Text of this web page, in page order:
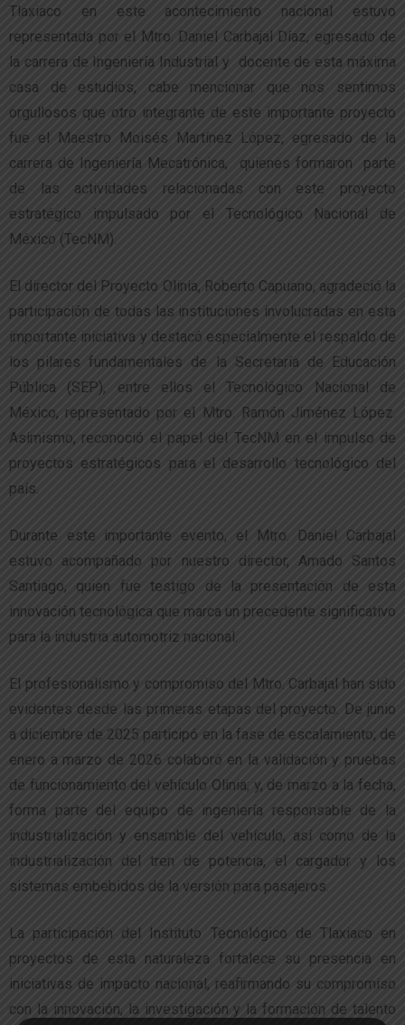
Tlaxiaco en este acontecimiento nacional estuvo
representada por el Mtro. Daniel Carbajal Díaz, egresado de
la carrera de Ingeniería Industrial y docente de esta máxima
casa de estudios, cabe mencionar que nos sentimos
orgullosos que otro integrante de este importante proyecto
fue el Maestro Moisés Martínez López, egresado de la
carrera de Ingeniería Mecatrónica, quienes formaron parte
de las actividades relacionadas con este proyecto
estratégico impulsado por el Tecnológico Nacional de
México (TecNM).
El director del Proyecto Olinia, Roberto Capuano, agradeció la
participación de todas las instituciones involucradas en esta
importante iniciativa y destacó especialmente el respaldo de
los pilares fundamentales de la Secretaría de Educación
Pública (SEP), entre ellos el Tecnológico Nacional de
México, representado por el Mtro. Ramón Jiménez López.
Asimismo, reconoció el papel del TecNM en el impulso de
proyectos estratégicos para el desarrollo tecnológico del
país.
Durante este importante evento, el Mtro. Daniel Carbajal
estuvo acompañado por nuestro director, Amado Santos
Santiago, quien fue testigo de la presentación de esta
innovación tecnológica que marca un precedente significativo
para la industria automotriz nacional.
El profesionalismo y compromiso del Mtro. Carbajal han sido
evidentes desde las primeras etapas del proyecto. De junio
a diciembre de 2025 participó en la fase de escalamiento; de
enero a marzo de 2026 colaboró en la validación y pruebas
de funcionamiento del vehículo Olinia; y, de marzo a la fecha,
forma parte del equipo de ingeniería responsable de la
industrialización y ensamble del vehículo, así como de la
industrialización del tren de potencia, el cargador y los
sistemas embebidos de la versión para pasajeros.
La participación del Instituto Tecnológico de Tlaxiaco en
proyectos de esta naturaleza fortalece su presencia en
iniciativas de impacto nacional, reafirmando su compromiso
con la innovación, la investigación y la formación de talento